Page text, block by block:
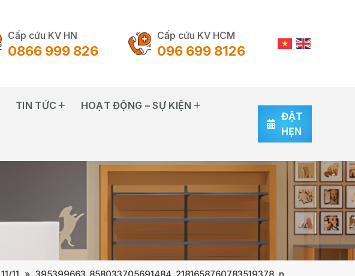
Cấp cứu KV HN
0866 999 826
Cấp cứu KV HCM
096 699 8126
TIN TỨC HOẠT ĐỘNG – SỰ KIỆN
ĐẶT
HẸN